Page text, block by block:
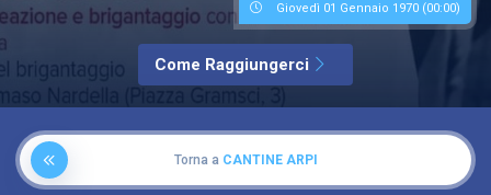
Giovedì 01 Gennaio 1970 (00:00)
Come Raggiungerci
Torna a CANTINE ARPI